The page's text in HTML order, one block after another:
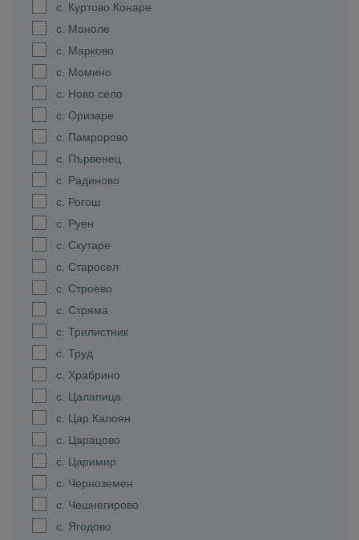
с. Куртово Конаре
с. Маноле
с. Марково
с. Момино
с. Ново село
с. Оризаре
с. Памророво
с. Първенец
с. Радиново
с. Рогош
с. Руен
с. Скутаре
с. Старосел
с. Строево
с. Стряма
с. Трилистник
с. Труд
с. Храбрино
с. Цалапица
с. Цар Калоян
с. Царацово
с. Царимир
с. Черноземен
с. Чешнегирово
с. Ягодово